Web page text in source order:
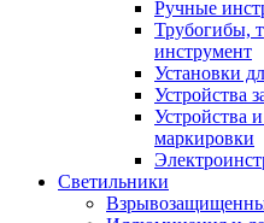
Ручные
Трубогибы,
инструмент
Установки
Устройства
Устройства
маркировки
Светильники